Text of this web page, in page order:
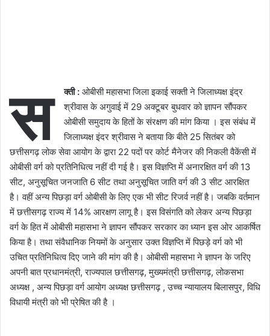
स क्ती : ओबीसी महासभा जिला इकाई सक्ती ने जिलाध्यक्ष इंद्र
श्रीवास के अगुवाई में 29 अक्टूबर बुधवार को ज्ञापन सौंपकर
ओबीसी समुदाय के हितों के संरक्षण की मांग किया । इस संबंध में
जिलाध्यक्ष इंदर श्रीवास ने बताया कि बीते 25 सितंबर को
छत्तीसगढ़ लोक सेवा आयोग के द्वारा 22 पदों पर कोर्ट मैनेजर की निकली वैकेंसी में
ओबीसी वर्ग को प्रतिनिधित्व नहीं दी गई है। इस विज्ञप्ति में अनारक्षित वर्ग की 13
सीट, अनुसूचित जनजाति 6 सीट तथा अनुसूचित जाति वर्ग की 3 सीट आरक्षित
है। वहीं अन्य पिछड़ा वर्ग ओबीसी के लिए एक भी सीट रिजर्व नहीं है। जबकि वर्तमान
में छत्तीसगढ़ राज्य में 14% आरक्षण लागू है। इस विसंगति को लेकर अन्य पिछड़ा
वर्ग के हित में ओबीसी महासभा ने ज्ञापन सौंपकर सरकार का ध्यान इस ओर आकर्षित
किया है। तथा संवैधानिक नियमों के अनुसार उक्त विज्ञप्ति में पिछड़े वर्ग को भी
उचित प्रतिनिधित्व दिए जाने की मांग की है। ओबीसी महासभा ने ज्ञापन के जरिए
अपनी बात प्रधानमंत्री, राज्यपाल छत्तीसगढ़, मुख्यमंत्री छत्तीसगढ़, लोकसभा
अध्यक्ष , अन्य पिछड़ा वर्ग आयोग अध्यक्ष छत्तीसगढ़ , उच्च न्यायालय बिलासपुर, विधि
विधायी मंत्री को भी प्रेषित की है ।